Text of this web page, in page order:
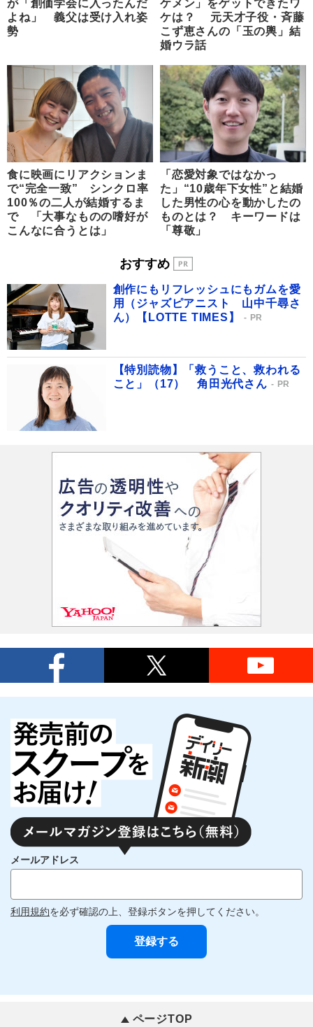
が「創価学会に入ったんだ
よね」 義父は受け入れ姿
勢
ケメン」をゲットできたワ
ケは？ 元天才子役・斉藤
こず恵さんの「玉の輿」結
婚ウラ話
食に映画にリアクションま
で“完全一致” シンクロ率
100％の二人が結婚するま
で 「大事なものの嗜好が
こんなに合うとは」
「恋愛対象ではなかっ
た」“10歳年下女性”と結婚
した男性の心を動かしたの
ものとは？ キーワードは
「尊敬」
おすすめ
創作にもリフレッシュにもガムを愛
用（ジャズピアニスト 山中千尋さ
ん）【LOTTE TIMES】
PR
【特別読物】「救うこと、救われる
こと」（17） 角田光代さん
PR
メールアドレス
利用規約を必ず確認の上、登録ボタンを押してください。
ページTOP